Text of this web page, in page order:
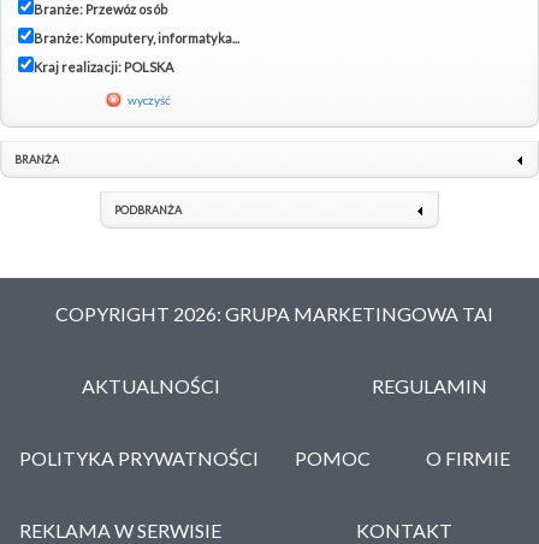
Branże: Przewóz osób
Branże: Komputery, informatyka...
Kraj realizacji: POLSKA
wyczyść
BRANŻA
PODBRANŻA
COPYRIGHT 2026: GRUPA MARKETINGOWA TAI
AKTUALNOŚCI REGULAMIN
POLITYKA PRYWATNOŚCI POMOC O FIRMIE
REKLAMA W SERWISIE KONTAKT